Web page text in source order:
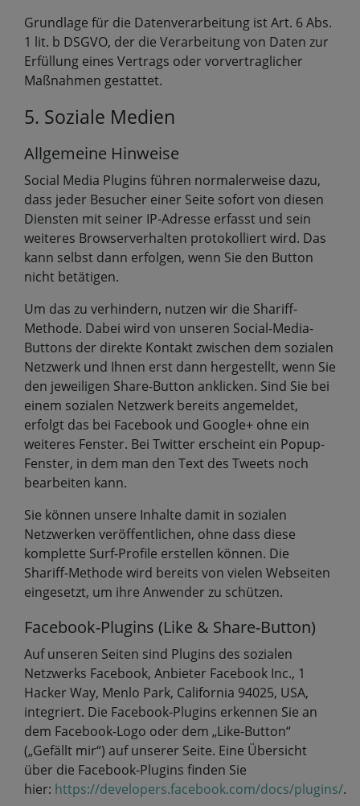
Grundlage für die Datenverarbeitung ist Art. 6 Abs.
1 lit. b DSGVO, der die Verarbeitung von Daten zur
Erfüllung eines Vertrags oder vorvertraglicher
Maßnahmen gestattet.
5. Soziale Medien
Allgemeine Hinweise
Social Media Plugins führen normalerweise dazu,
dass jeder Besucher einer Seite sofort von diesen
Diensten mit seiner IP-Adresse erfasst und sein
weiteres Browserverhalten protokolliert wird. Das
kann selbst dann erfolgen, wenn Sie den Button
nicht betätigen.
Um das zu verhindern, nutzen wir die Shariff-
Methode. Dabei wird von unseren Social-Media-
Buttons der direkte Kontakt zwischen dem sozialen
Netzwerk und Ihnen erst dann hergestellt, wenn Sie
den jeweiligen Share-Button anklicken. Sind Sie bei
einem sozialen Netzwerk bereits angemeldet,
erfolgt das bei Facebook und Google+ ohne ein
weiteres Fenster. Bei Twitter erscheint ein Popup-
Fenster, in dem man den Text des Tweets noch
bearbeiten kann.
Sie können unsere Inhalte damit in sozialen
Netzwerken veröffentlichen, ohne dass diese
komplette Surf-Profile erstellen können. Die
Shariff-Methode wird bereits von vielen Webseiten
eingesetzt, um ihre Anwender zu schützen.
Facebook-Plugins (Like & Share-Button)
Auf unseren Seiten sind Plugins des sozialen
Netzwerks Facebook, Anbieter Facebook Inc., 1
Hacker Way, Menlo Park, California 94025, USA,
integriert. Die Facebook-Plugins erkennen Sie an
dem Facebook-Logo oder dem „Like-Button“
(„Gefällt mir“) auf unserer Seite. Eine Übersicht
über die Facebook-Plugins finden Sie
hier: https://developers.facebook.com/docs/plugins/.